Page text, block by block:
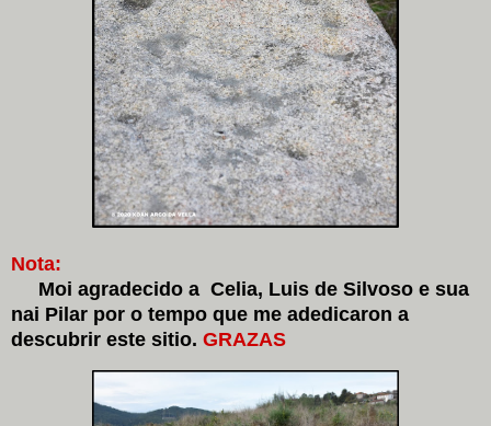
Nota:
Moi agradecido a Celia, Luis de Silvoso e sua
nai Pilar por o tempo que me adedicaron a
descubrir este sitio. GRAZAS